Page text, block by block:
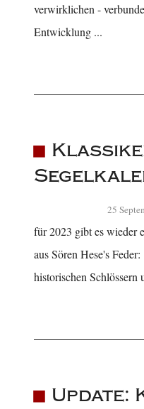
verwirklichen -
Entwicklung ...
25
für 2023 gibt es wieder
aus Sören Hese's
historischen
Update: